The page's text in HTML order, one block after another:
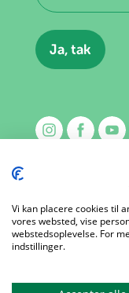
Menu
Mærker
Vi kan placere cookies til
vores websted, vise
webstedsoplevelse. For
indstillinger.